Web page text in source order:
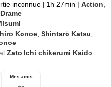
inconnue | 1h 27min | Action
Drame
Konoe ,Shintarō Katsu
Zato Ichi chikerumi Kaido
Mes amis